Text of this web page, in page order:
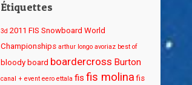
Étiquettes
3d 2011 FIS Snowboard World
Championships arthur longo avoriaz best of
bloody board boardercross Burton
canal + event eero ettala fis fis molina fis